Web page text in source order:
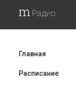
Главная
Расписание